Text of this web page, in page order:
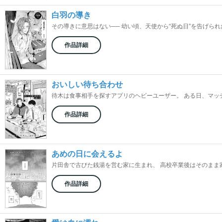
白羽の導き
その導きに意思はない── 幼い頃、天使から“死ぬ日”を告げられ
作品詳細
おいしい待ち合わせ
待木は食事相手を探すアプリのヘビーユーザー。 ある日、マッ
作品詳細
あめの日に会えるよ
片田舎で古びた銭湯を営む家に生まれ、 高校卒業後はそのまま
作品詳細